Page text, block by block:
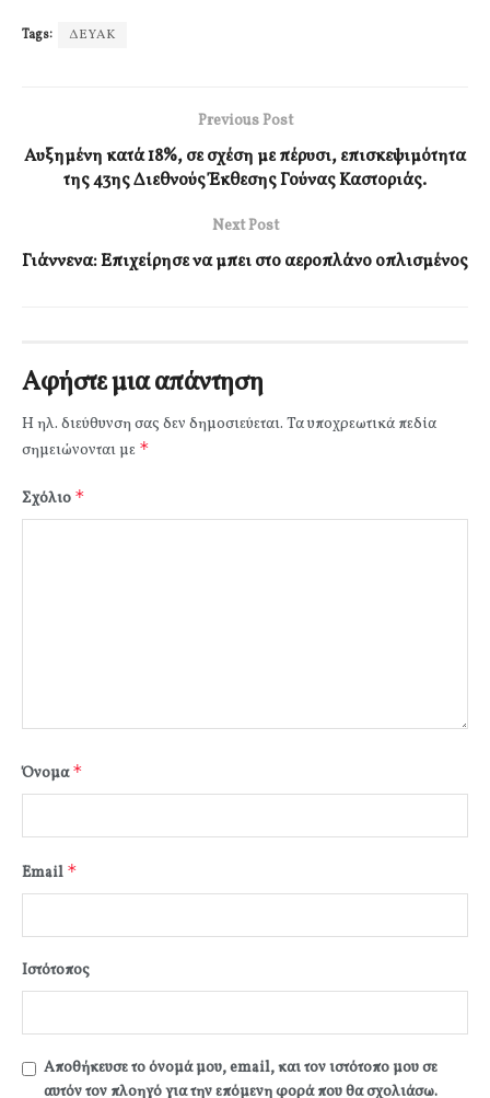
Tags: ΔΕΥΑΚ
Previous Post
Αυξημένη κατά 18%, σε σχέση με πέρυσι, επισκεψιμότητα
της 43ης Διεθνούς Έκθεσης Γούνας Καστοριάς.
Next Post
Γιάννενα: Επιχείρησε να μπει στο αεροπλάνο οπλισμένος
Αφήστε μια απάντηση
Η ηλ. διεύθυνση σας δεν δημοσιεύεται. Τα υποχρεωτικά πεδία
σημειώνονται με *
Σχόλιο *
Όνομα*
Email *
Ιστότοπος
Αποθήκευσε το όνομά μου, email, και τον ιστότοπο μου σε
αυτόν τον πλοηγό για την επόμενη φορά που θα σχολιάσω.